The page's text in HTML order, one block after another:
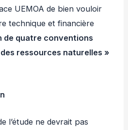
UEMOA de bien vouloir
technique et financière
de quatre conventions
ressources naturelles »
l’étude ne devrait pas